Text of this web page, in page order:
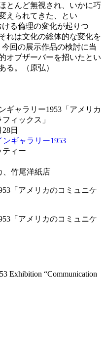
とんど無視され、いかに巧
えられてきた、とい
る倫理の変化が起りつゝ
れは文化の総体的な変化を
回の展示作品の検討に当
オブザーバーを招いたとい
る。（原弘）
ギャラリー1953「アメリカ
ィックス」
日
ギャラリー1953
ティー
、竹尾洋紙店
Exhibition “Communication